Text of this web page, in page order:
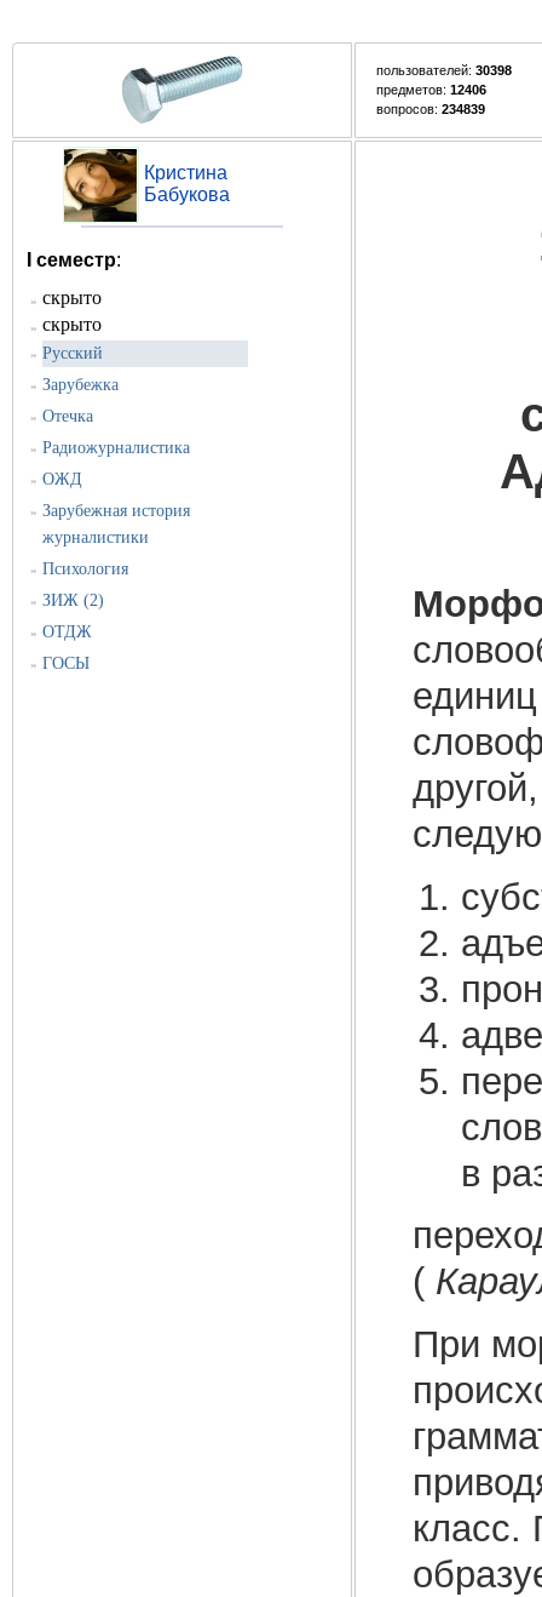
пользователей: 30398
предметов: 12406
вопросов: 234839
Кристина
Бабукова
I семестр:
» скрыто
» скрыто
» Русский
» Зарубежка
» Отечка
» Радиожурналистика
» ОЖД
» Зарубежная история
журналистики
» Психология
» ЗИЖ (2)
» ОТДЖ
» ГОСЫ
в
(
При
класс.